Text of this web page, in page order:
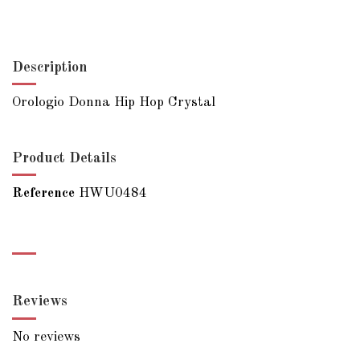
Description
Orologio Donna Hip Hop Crystal
Product Details
Reference HWU0484
Reviews
No reviews